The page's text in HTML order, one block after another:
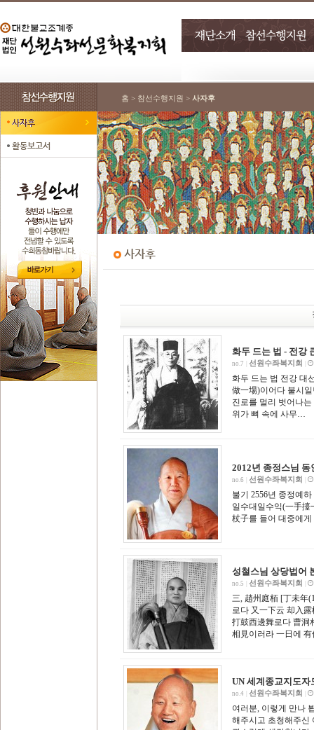
홈 > 참선수행지원 > 사자후
화두 드는 법 - 전강
no.7 선원수좌복지회
화두 드는 법 전강 대
做一場)이어다 불시
진로를 멀리 벗어나
위가 뼈 속에 사무…
2012년 종정스님 동
no.6 선원수좌복지회
불기 2556년 종정예
일수대일수익(一手擡
杖子를 들어 대중에
성철스님 상당법어
no.5 선원수좌복지회
三, 趙州庭栢 [丁未年
로다 又一下云 却入
打鼓西邊舞로다 曹洞
相見이러라 一日에
UN 세계종교지도자
no.4 선원수좌복지회
여러분, 이렇게 만나
해주시고 초청해주신